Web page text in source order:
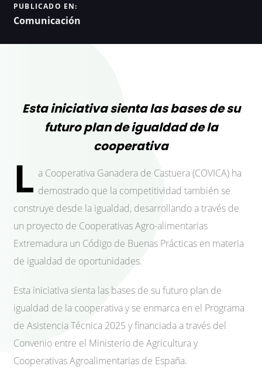
PUBLICADO EN:
Comunicación
Esta iniciativa sienta las bases de su
futuro plan de igualdad de la
cooperativa
L a Cooperativa Ganadera de Castuera (COVICA) ha
demostrado que la competitividad también se
construye desde la igualdad, desarrollando a través de
un proyecto de Cooperativas Agro-alimentarias
Extremadura un Código de Buenas Prácticas en materia
de igualdad de oportunidades.
Esta iniciativa sienta las bases de su futuro plan de
igualdad de la cooperativa y se enmarca en el Programa
de Asistencia Técnica 2025 y financiada a través del
Convenio entre el Ministerio de Agricultura y
Cooperativas Agroalimentarias de España.